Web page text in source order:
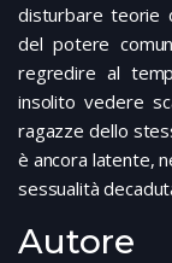
disturbare teorie
del potere
regredire al
insolito vedere
ragazze dello
è ancora latente,
sessualità
Autore